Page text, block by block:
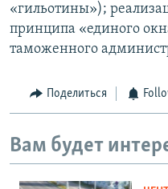
«гильотины»);
принципа «единого
таможенного
Поделиться
Вам будет